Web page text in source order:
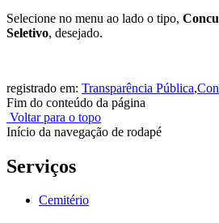
Selecione no menu ao lado o tipo,
Seletivo, desejado.
registrado em: Transparência Pública,
Fim do conteúdo da página
Voltar para o topo
Início da navegação de rodapé
Serviços
Cemitério